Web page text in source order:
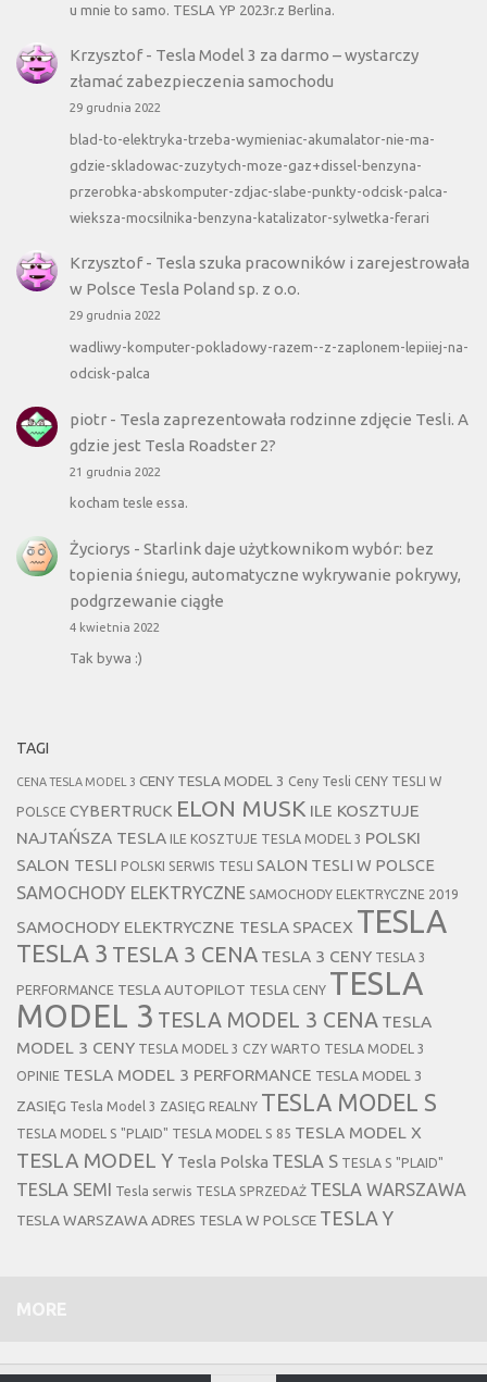
u mnie to samo. TESLA YP 2023r.z Berlina.
Krzysztof- Tesla Model 3 za darmo – wystarczy
złamać zabezpieczenia samochodu
29 grudnia 2022
blad-to-elektryka-trzeba-wymieniac-akumalator-nie-ma-
gdzie-skladowac-zuzytych-moze-gaz+dissel-benzyna-
przerobka-abskomputer-zdjac-slabe-punkty-odcisk-palca-
wieksza-mocsilnika-benzyna-katalizator-sylwetka-ferari
Krzysztof- Tesla szuka pracowników i zarejestrowała
w Polsce Tesla Poland sp. z o.o.
29 grudnia 2022
wadliwy-komputer-pokladowy-razem--z-zaplonem-lepiiej-na-
odcisk-palca
piotr- Tesla zaprezentowała rodzinne zdjęcie Tesli. A
gdzie jest Tesla Roadster 2?
21 grudnia 2022
kocham tesle essa.
Życiorys - Starlink daje użytkownikom wybór: bez
topienia śniegu, automatyczne wykrywanie pokrywy,
podgrzewanie ciągłe
4 kwietnia 2022
Tak bywa :)
TAGI
CENA TESLA MODEL 3 CENY TESLA MODEL 3 Ceny Tesli CENY TESLI W
POLSCE CYBERTRUCK ELON MUSK ILE KOSZTUJE
NAJTAŃSZA TESLA ILE KOSZTUJE TESLA MODEL 3 POLSKI
SALON TESLI POLSKI SERWIS TESLI SALON TESLI W POLSCE
SAMOCHODY ELEKTRYCZNE SAMOCHODY ELEKTRYCZNE 2019
SAMOCHODY ELEKTRYCZNE TESLA SPACEX TESLA
TESLA 3 TESLA 3 CENA TESLA 3 CENY TESLA 3
PERFORMANCE TESLA AUTOPILOT TESLA CENY TESLA
MODEL 3 TESLA MODEL 3 CENA TESLA
MODEL 3 CENY TESLA MODEL 3 CZY WARTO TESLA MODEL 3
OPINIE TESLA MODEL 3 PERFORMANCE TESLA MODEL 3
ZASIĘG Tesla Model 3 ZASIĘG REALNY TESLA MODEL S
TESLA MODEL S "PLAID" TESLA MODEL S 85 TESLA MODEL X
TESLA MODEL Y Tesla Polska TESLA S TESLA S "PLAID"
TESLA SEMI Tesla serwis TESLA SPRZEDAŻ TESLA WARSZAWA
TESLA WARSZAWA ADRES TESLA W POLSCE TESLA Y
MORE